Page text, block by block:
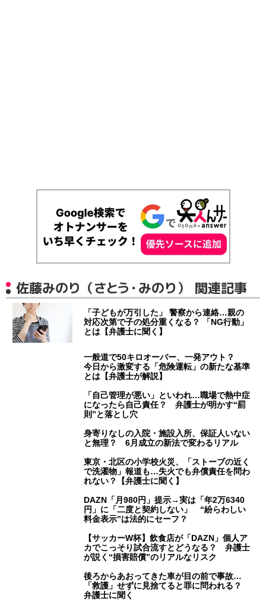
佐藤みのり（さとう・みのり） 関連記事
「子どもが万引した」 警察から連絡…親の
対応次第で子の処分重くなる？ 「NG行動」
とは【弁護士に聞く】
一般道で50キロオーバー、一発アウト？
今日から激変する「危険運転」の新たな基準
とは【弁護士が解説】
「自己管理が悪い」といわれ…職場で熱中症
になったら自己責任？ 弁護士が明かす“罰
則”と落とし穴
身寄りなしの入院・施設入所、保証人いない
と無理？ 6月成立の新法で変わるリアル
東京・北区の小学校火災、「ストーブの近く
で洗濯物」報道も…失火でも弁償責任を問わ
れない？【弁護士に聞く】
DAZN「月980円」提示→実は「年2万6340
円」に「二度と契約しない」 “紛らわしい
料金表示”は法的にセーフ？
【サッカーW杯】飲食店が「DAZN」個人ア
カでこっそり試合流すとどうなる？ 弁護士
が説く“損害賠償”のリアルなリスク
後ろからあおってきた車が目の前で事故…
「救護」せずに見捨てると罪に問われる？
弁護士に聞く